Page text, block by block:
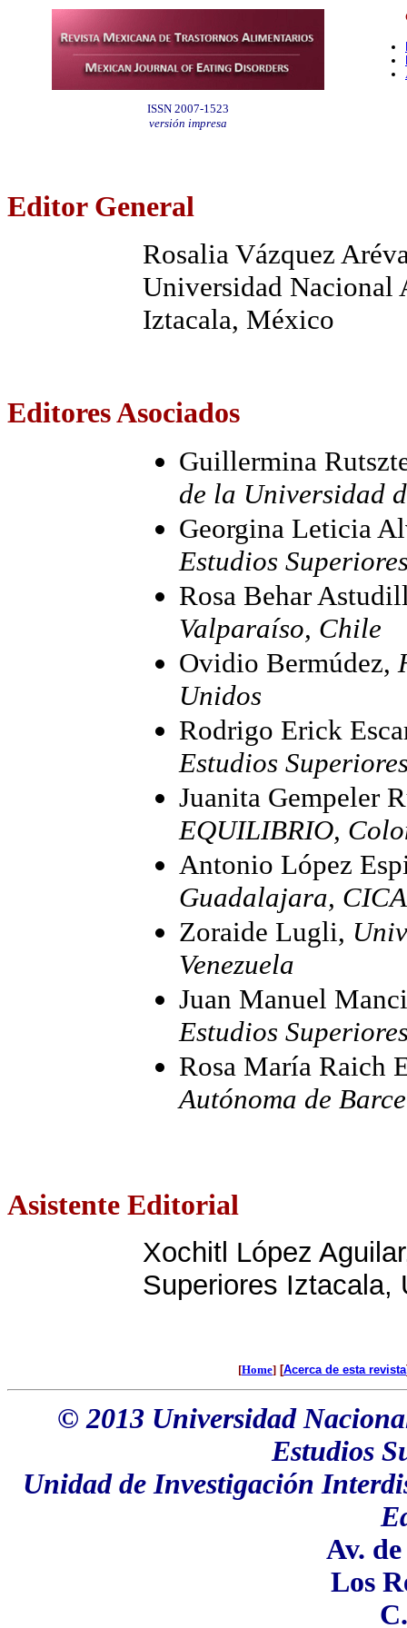
ISSN 2007-1523
versión impresa
Editor General
Rosalia Vázquez
Universidad Nacional
Iztacala, México
Editores Asociados
Guillermina
de la Universidad
Georgina Leticia
Estudios
Rosa Behar
Valparaíso, Chile
Ovidio Bermúdez,
Unidos
Rodrigo Erick
Estudios
Juanita Gempeler
EQUILIBRIO,
Antonio López
Guadalajara,
Zoraide Lugli,
Venezuela
Juan Manuel
Estudios
Rosa María Raich
Autónoma de
Asistente Editorial
Xochitl López
Superiores Iztacala,
[Home] [Acerca de esta revista
© 2013 Universidad
Estudios
Unidad de Investigación
Av.
Los